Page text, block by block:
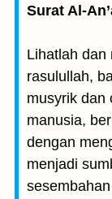
Surat Al-
Lihatlah dan
rasulullah,
musyrik dan
manusia,
dengan
menjadi